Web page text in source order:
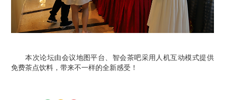
本次论坛由会议地图平台、智会茶吧采用人机互动模式提供
免费茶点饮料，带来不一样的全新感受！